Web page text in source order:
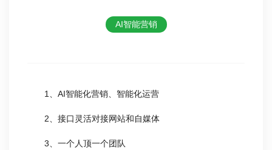
AI智能营销
1、AI智能化营销、智能化运营
2、接口灵活对接网站和自媒体
3、一个人顶一个团队